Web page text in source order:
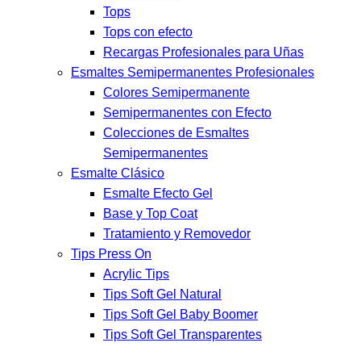
Tops
Tops con efecto
Recargas Profesionales para Uñas
Esmaltes Semipermanentes Profesionales
Colores Semipermanente
Semipermanentes con Efecto
Colecciones de Esmaltes
Semipermanentes
Esmalte Clásico
Esmalte Efecto Gel
Base y Top Coat
Tratamiento y Removedor
Tips Press On
Acrylic Tips
Tips Soft Gel Natural
Tips Soft Gel Baby Boomer
Tips Soft Gel Transparentes